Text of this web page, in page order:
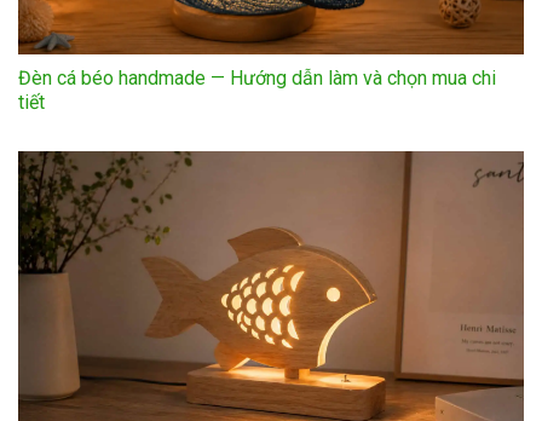
Đèn cá béo handmade — Hướng dẫn làm và chọn mua chi
tiết